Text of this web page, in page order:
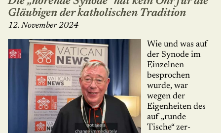
Gläubigen der katholischen Tradition
12. November 2024
Wie und was auf
der Synode im
Einzel­nen
besprochen
wurde, war
wegen der
Eigen­heiten des
auf „runde
Tische“ zer­